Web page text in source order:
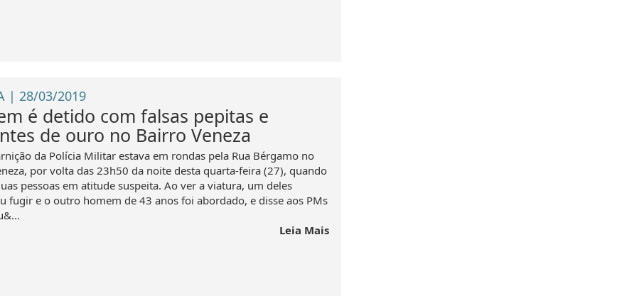
| 28/03/2019
é detido com falsas pepitas e
de ouro no Bairro Veneza
da Polícia Militar estava em rondas pela Rua Bérgamo no
por volta das 23h50 da noite desta quarta-feira (27), quando
pessoas em atitude suspeita. Ao ver a viatura, um deles
fugir e o outro homem de 43 anos foi abordado, e disse aos PMs
Leia Mais